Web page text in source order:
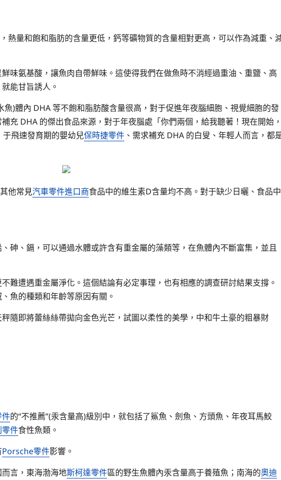
熱量和飽和脂肪的含量更低，鈣等礦物質的含量相對更高，可以作為減重、
味氨基酸，讓魚肉自帶鮮味。這使得我們在做魚時不消經過重油、重鹽、高
能甘旨誘人。
)體內 DHA 等不飽和脂肪酸含量很高，對于促進年夜腦細胞、視覺細胞的發
充 DHA 的傑出食品來源，對于年夜腦處「你們兩個，給我聽著！現在開始
飛速發育期的嬰幼兒保時捷零件 、需求補充 DHA 的白叟、年輕人而言，都
他常見汽車零件進口商食品中的維生素D含量均不高。對于缺少日曬、食品中
砷、鎘，可以通過水體或許含有重金屬的藻類等，在魚體內不斷富集，並且
難遭遇重金屬淨化。這個結論有必定事理，也有相應的調查研討結果支撐。
魚的種類和年齡等原因有關。
隨即將蕾絲絲帶拋向金色光芒，試圖以柔性的美學，中和牛土豪的粗暴財
件的“不推薦”(汞含量高)級別中，就包括了鯊魚、劍魚、方頭魚、年夜耳馬鮫
件食性魚類。
Porsche零件影響。
言，東海渤海地斯柯達零件區的野生魚體內汞含量高于養殖魚；南海的奧迪